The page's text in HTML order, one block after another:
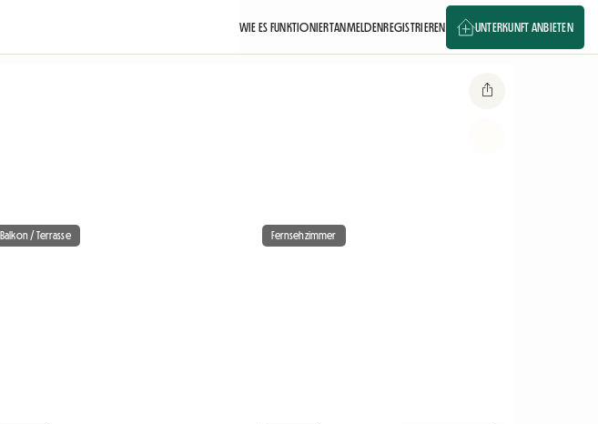
WIE ES FUNKTIONIERTANMELDENREGISTRIEREN UNTERKUNFT ANBIETEN
Balkon / Terrasse Fernsehzimmer